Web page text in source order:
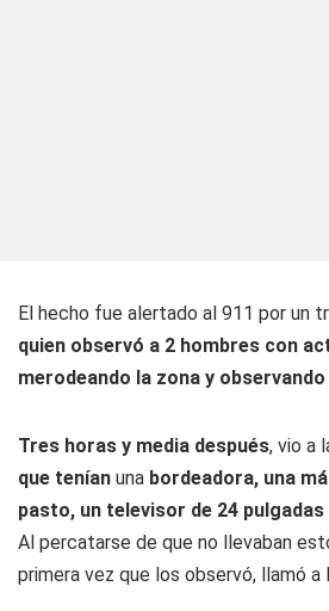
El hecho fue alertado al 911 por un
quien observó a 2 hombres con
merodeando la zona y
Tres horas y media después, vio a
que tenían una bordeadora, una
pasto, un televisor de 24
Al percatarse de que no llevaban
primera vez que los observó, llamó a